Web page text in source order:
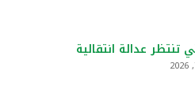
تنتظر عدالة انتقالية